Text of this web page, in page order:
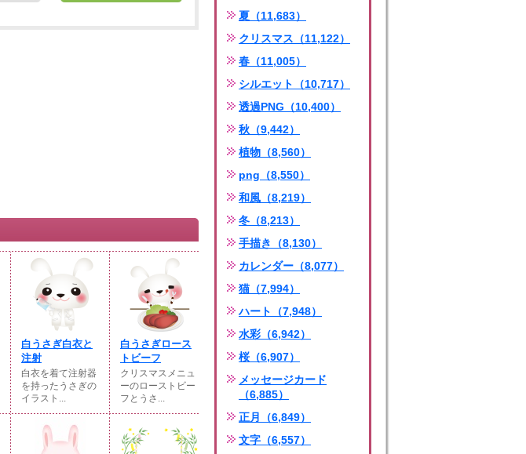
白うさぎ白衣と
注射
白衣を着て注射器
を持ったうさぎの
イラスト...
白うさぎロース
トビーフ
クリスマスメニュ
ーのローストビー
フとうさ...
夏（11,683）
クリスマス（11,122）
春（11,005）
シルエット（10,717）
透過PNG（10,400）
秋（9,442）
植物（8,560）
png（8,550）
和風（8,219）
冬（8,213）
手描き（8,130）
カレンダー（8,077）
猫（7,994）
ハート（7,948）
水彩（6,942）
桜（6,907）
メッセージカード
（6,885）
正月（6,849）
文字（6,557）